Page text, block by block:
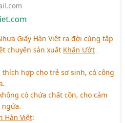
Giấy Hàn Việt ra đời cùng tập
chuyên sản xuất Khăn Ướt
hợp cho trẻ sơ sinh, có công
có chứa chất cồn, cho cảm
ngứa.
Hàn Việt: